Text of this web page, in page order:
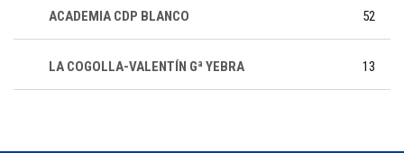
ACADEMIA CDP BLANCO 52
LA COGOLLA-VALENTÍN Gª YEBRA 13